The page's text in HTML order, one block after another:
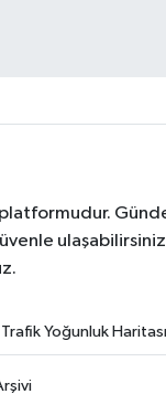
platformudur.
Yoğunluk Haritası